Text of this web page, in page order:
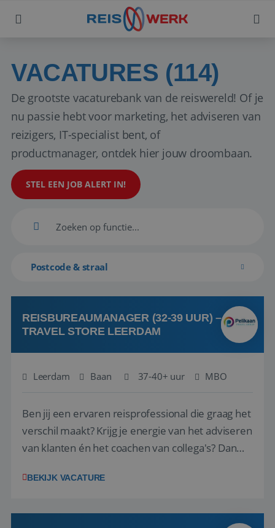
VACATURES (114)
De grootste vacaturebank van de reiswereld! Of je
nu passie hebt voor marketing, het adviseren van
reizigers, IT-specialist bent, of
productmanager, ontdek hier jouw droombaan.
STEL EEN JOB ALERT IN!
Postcode & straal
REISBUREAUMANAGER (32-39 UUR) –
TRAVEL STORE LEERDAM
Leerdam Baan 37-40+ uur MBO
Ben jij een ervaren reisprofessional die graag het
verschil maakt? Krijg je energie van het adviseren
van klanten én het coachen van collega's? Dan
(onderdeel van Pelikaan Travel Group) zoeken
team het reisbureau verder...
BEKIJK VACATURE